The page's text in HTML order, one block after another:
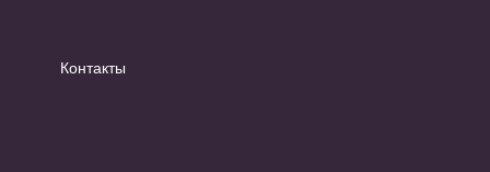
Контакты